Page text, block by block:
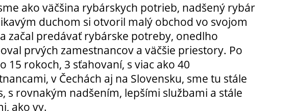
ako väčšina rybárskych potrieb, nadšený rybár
duchom si otvoril malý obchod vo svojom
začal predávať rybárske potreby, onedlho
prvých zamestnancov a väčšie priestory. Po
15 rokoch, 3 sťahovaní, s viac ako 40
v Čechách aj na Slovensku, sme tu stále
s rovnakým nadšením, lepšími službami a stále
ako vy.